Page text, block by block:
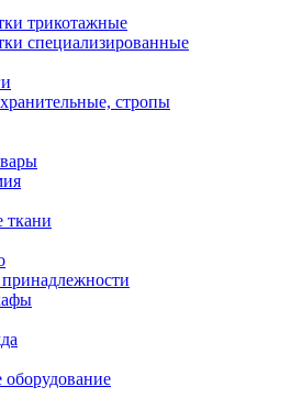
трикотажные
специализированные
стропы
ткани